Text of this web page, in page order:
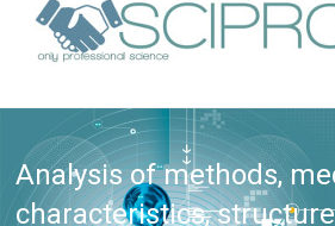
Analysis of methods,
characteristics,